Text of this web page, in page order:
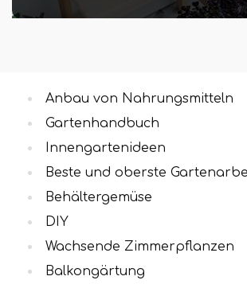
Anbau von Nahrungsmitteln
Gartenhandbuch
Innengartenideen
Beste und oberste
Behältergemüse
DIY
Wachsende Zimmerpflanzen
Balkongärtung